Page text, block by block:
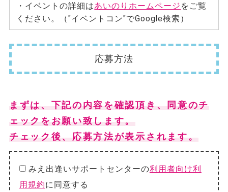
・イベントの詳細はあいのりホームページ をご覧
ください。（"イベントコン"でGoogle検索）
応募方法
まずは、下記の内容を確認頂き、同意のチ
ェックをお願い致します。
チェック後、応募方法が表示されます。
みえ出逢いサポートセンターの利用者向け利
用規約に同意する